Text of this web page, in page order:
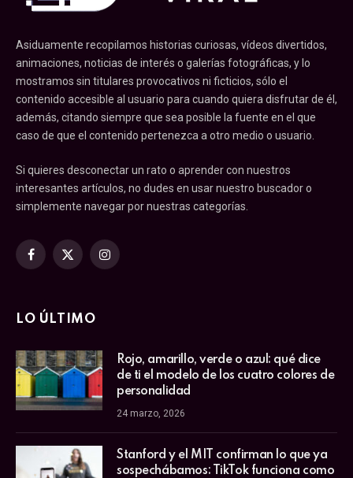
Asiduamente recopilamos historias curiosas, vídeos divertidos,
animaciones, noticias de interés o galerías fotográficas, y lo
mostramos sin titulares provocativos ni ficticios, sólo el
contenido accesible al usuario para cuando quiera disfrutar de él,
además, citando siempre que sea posible la fuente en el que
caso de que el contenido pertenezca a otro medio o usuario.
Si quieres desconectar un rato o aprender con nuestros
interesantes artículos, no dudes en usar nuestro buscador o
simplemente navegar por nuestras categorías.
Facebook
X
Instagram
LO ÚLTIMO
Rojo, amarillo, verde o azul: qué dice
de ti el modelo de los cuatro colores de
personalidad
24 marzo, 2026
Stanford y el MIT confirman lo que ya
sospechábamos: TikTok funciona como